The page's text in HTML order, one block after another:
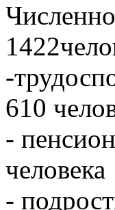
-
610
-
человека
-